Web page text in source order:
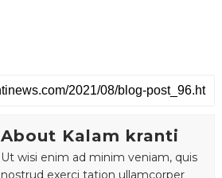
About Kalam kranti
Ut wisi enim ad minim veniam, quis
nostrud exerci tation ullamcorper